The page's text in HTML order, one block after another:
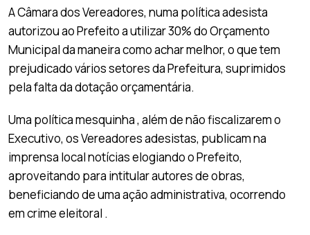
A Câmara dos Vereadores, numa política adesista
autorizou ao Prefeito a utilizar 30% do Orçamento
Municipal da maneira como achar melhor, o que tem
prejudicado vários setores da Prefeitura, suprimidos
pela falta da dotação orçamentária.
Uma política mesquinha , além de não fiscalizarem o
Executivo, os Vereadores adesistas, publicam na
imprensa local notícias elogiando o Prefeito,
aproveitando para intitular autores de obras,
beneficiando de uma ação administrativa, ocorrendo
em crime eleitoral .